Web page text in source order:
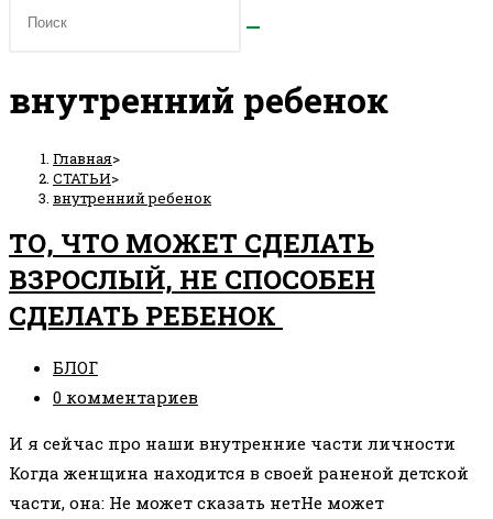
внутренний ребенок
Главная>
СТАТЬИ>
внутренний ребенок
ТО, ЧТО МОЖЕТ СДЕЛАТЬ
ВЗРОСЛЫЙ, НЕ СПОСОБЕН
СДЕЛАТЬ РЕБЕНОК
Рубрика
записи:
БЛОГ
Комментарии
записи:
0 комментариев
И я сейчас про наши внутренние части личности
Когда женщина находится в своей раненой детской
части, она: Не может сказать нетНе может